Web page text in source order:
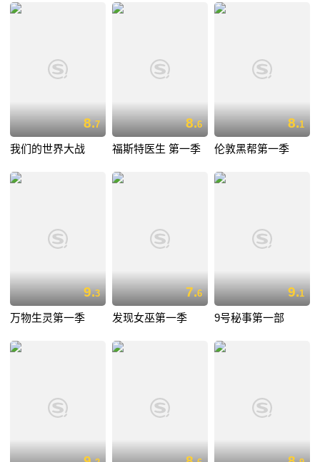
8.7
我们的世界大战
8.6
福斯特医生 第一季
8.1
伦敦黑帮第一季
9.3
万物生灵第一季
7.6
发现女巫第一季
9.1
9号秘事第一部